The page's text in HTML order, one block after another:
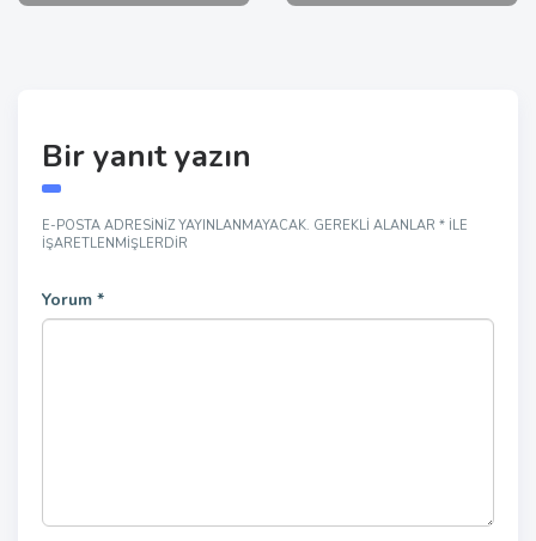
Bir yanıt yazın
E-POSTA ADRESINIZ YAYINLANMAYACAK. GEREKLI ALANLAR * ILE
IŞARETLENMIŞLERDIR
Yorum *